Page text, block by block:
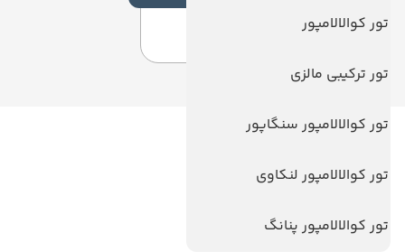
تور کوالالامپور
تور ترکیبی مالزی
تور کوالالامپور سنگاپور
تور کوالالامپور لنکاوی
تور کوالالامپور پنانگ
ویزا